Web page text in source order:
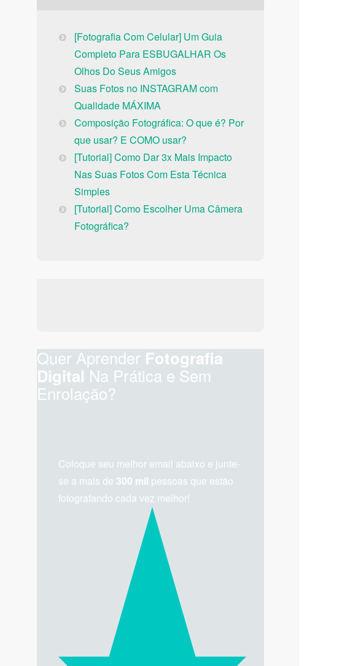
[Fotografia Com Celular] Um Guia
Completo Para ESBUGALHAR Os
Olhos Do Seus Amigos
Suas Fotos no INSTAGRAM com
Qualidade MÁXIMA
Composição Fotográfica: O que é? Por
que usar? E COMO usar?
[Tutorial] Como Dar 3x Mais Impacto
Nas Suas Fotos Com Esta Técnica
Simples
[Tutorial] Como Escolher Uma Câmera
Fotográfica?
Quer Aprender Fotografia
Digital Na Prática e Sem
Enrolação?
Coloque seu melhor email abaixo e junte-
se a mais de 300 mil pessoas que estão
fotografando cada vez melhor!